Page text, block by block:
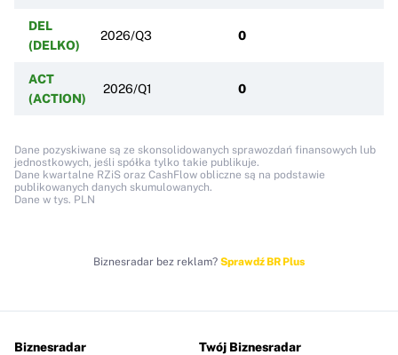
DEL
(DELKO)
2026/Q3 0
ACT
(ACTION)
2026/Q1 0
Dane pozyskiwane są ze skonsolidowanych sprawozdań finansowych lub
jednostkowych, jeśli spółka tylko takie publikuje.
Dane kwartalne RZiS oraz CashFlow obliczne są na podstawie
publikowanych danych skumulowanych.
Dane w tys. PLN
Biznesradar bez reklam? Sprawdź BR Plus
Biznesradar Twój Biznesradar